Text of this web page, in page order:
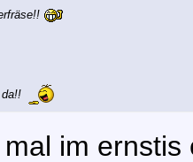
im ernstis